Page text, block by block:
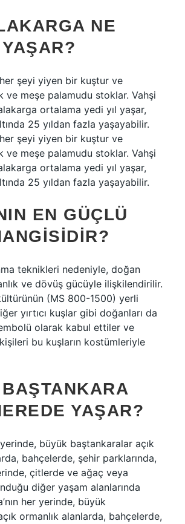
NE
şeyi yiyen bir kuştur ve
ve meşe palamudu stoklar. Vahşi
ortalama yedi yıl yaşar,
25 yıldan fazla yaşayabilir.
şeyi yiyen bir kuştur ve
ve meşe palamudu stoklar. Vahşi
ortalama yedi yıl yaşar,
25 yıldan fazla yaşayabilir.
EN GÜÇLÜ
teknikleri nedeniyle, doğan
ve dövüş gücüyle ilişkilendirilir.
(MS 800-1500) yerli
yırtıcı kuşlar gibi doğanları da
olarak kabul ettiler ve
bu kuşların kostümleriyle
YAŞAR?
yerinde, büyük baştankaralar açık
bahçelerde, şehir parklarında,
çitlerde ve ağaç veya
diğer yaşam alanlarında
her yerinde, büyük
ormanlık alanlarda, bahçelerde,